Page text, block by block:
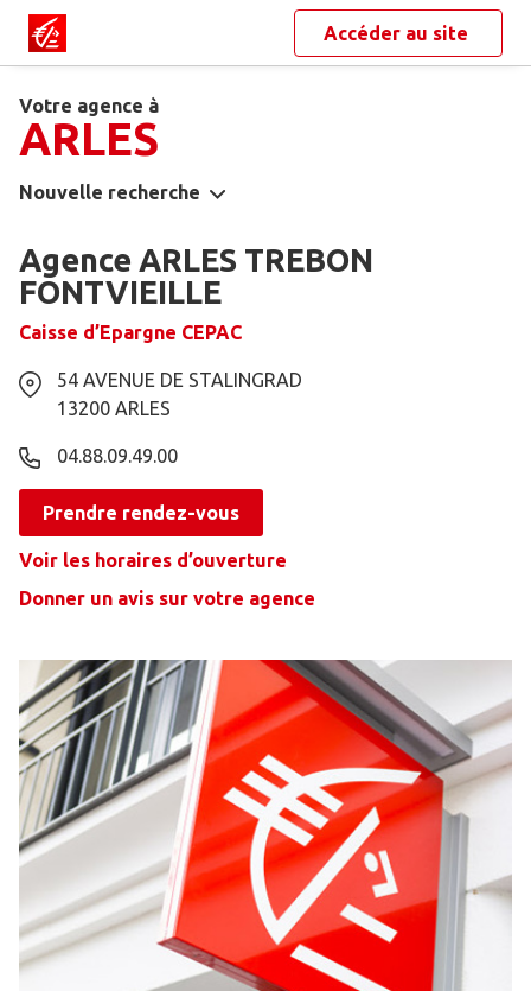
Accéder au site
Votre agence à
ARLES
Nouvelle recherche
Agence ARLES TREBON
FONTVIEILLE
Caisse d’Epargne CEPAC
54 AVENUE DE STALINGRAD
13200 ARLES
04.88.09.49.00
Prendre rendez-vous
Voir les horaires d’ouverture
Donner un avis sur votre agence